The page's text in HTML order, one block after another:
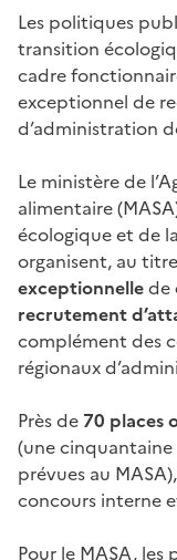
Les politiques
transition
cadre
exceptionnel de
d’administration
Le ministère de
alimentaire
écologique et de
organisent, au
exceptionnellede
recrutement
complément des
régionaux
Près de 70 places
(une cinquantaine
prévues au
concours interne
Pour le MASA,